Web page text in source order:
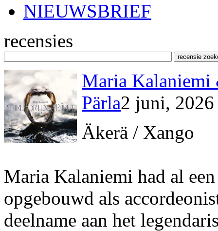
NIEUWSBRIEF
recensies
Maria Kalaniemi
Pärla2 juni, 2026
Äkerä / Xango
Maria Kalaniemi had al
opgebouwd als
deelname aan het